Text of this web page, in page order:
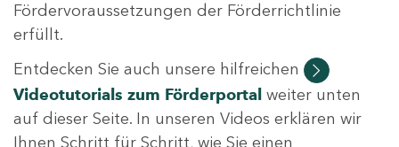
Fördervoraussetzungen der Förderrichtlinie
erfüllt.
Entdecken Sie auch unsere hilfreichen
Videotutorials zum Förderportal weiter unten
auf dieser Seite. In unseren Videos erklären wir
Ihnen Schritt für Schritt, wie Sie einen